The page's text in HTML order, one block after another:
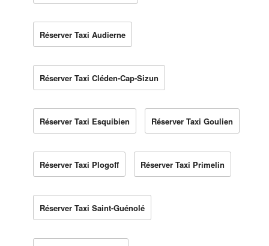
Réserver Taxi Audierne
Réserver Taxi Cléden-Cap-Sizun
Réserver Taxi Esquibien Réserver Taxi Goulien
Réserver Taxi Plogoff Réserver Taxi Primelin
Réserver Taxi Saint-Guénolé